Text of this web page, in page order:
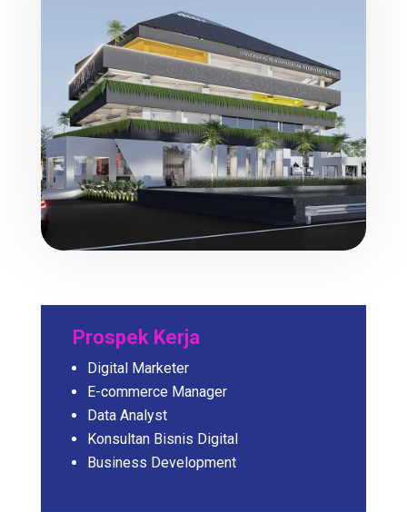
Prospek Kerja
Digital Marketer
E-commerce Manager
Data Analyst
Konsultan Bisnis Digital
Business Development